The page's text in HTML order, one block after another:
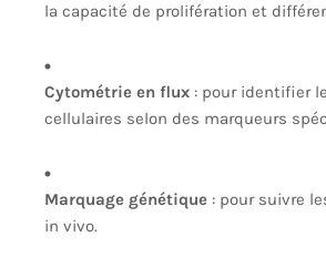
la capacité de prolifération et
Cytométrie en flux : pour identifier
cellulaires selon des marqueurs
Marquage génétique : pour suivre
in vivo.